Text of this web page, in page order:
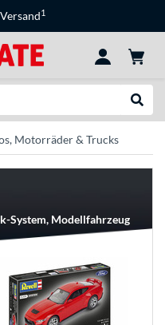
1
Motorräder & Trucks
System, Modellfahrzeug